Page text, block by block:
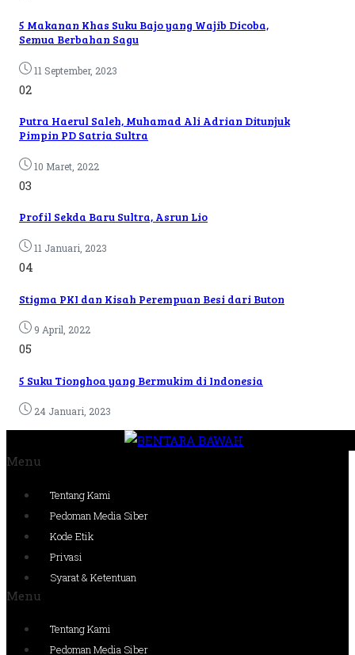
5 Makanan Khas Suku Bajo yang Wajib Dicoba,
Semua Berbahan Sagu
11 September, 2023
02
Putra Haerul Saleh, Muhamad Ali Adrian Ditunjuk
Pimpin PD Satria Sultra
10 Maret, 2022
03
Profil Sekda Baru Sultra, Asrun Lio
11 Januari, 2023
04
Stigma PKI dan Kisah Perempuan Besi dari Buton
9 April, 2022
05
5 Suku Tionghoa yang Bermukim di Indonesia
24 Januari, 2023
Menu
Tentang Kami
Pedoman Media Siber
Kode Etik
Privasi
Syarat & Ketentuan
Menu
Tentang Kami
Pedoman Media Siber